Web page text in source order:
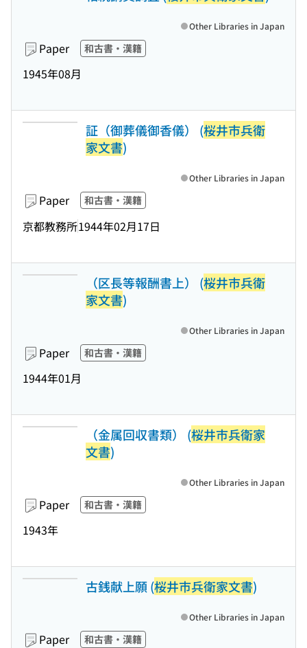
Paper 和古書・漢籍
1945年08月
Other Libraries in Japan
証（御葬儀御香儀） (桜井市兵衛
家文書)
Paper 和古書・漢籍
京都教務所1944年02月17日
Other Libraries in Japan
（区長等報酬書上） (桜井市兵衛
家文書)
Paper 和古書・漢籍
1944年01月
Other Libraries in Japan
（金属回収書類） (桜井市兵衛家
文書)
Paper 和古書・漢籍
1943年
Other Libraries in Japan
古銭献上願 (桜井市兵衛家文書)
Paper 和古書・漢籍
Other Libraries in Japan